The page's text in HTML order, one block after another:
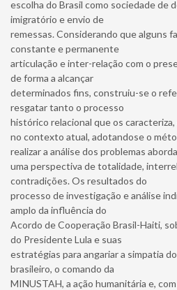
escolha do Brasil como sociedade de
imigratório e envio de
remessas. Considerando que alguns
constante e permanente
articulação e inter-relação com o
de forma a alcançar
determinados fins, construiu-se o
resgatar tanto o processo
histórico relacional que os
no contexto atual, adotandose o
realizar a análise dos problemas
uma perspectiva de totalidade,
contradições. Os resultados do
processo de investigação e análise
amplo da influência do
Acordo de Cooperação Brasil-Haiti,
do Presidente Lula e suas
estratégias para angariar a simpatia
brasileiro, o comando da
MINUSTAH, a ação humanitária e,